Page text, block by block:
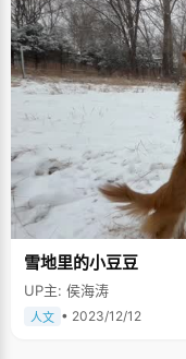
雪地里的小豆豆
UP主: 侯海涛
人文 • 2023/12/12